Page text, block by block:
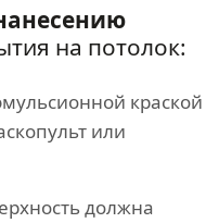
на потолок:
краской
или
должна